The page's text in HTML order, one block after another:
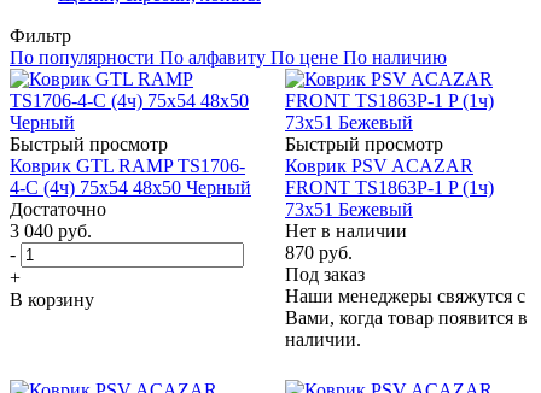
Фильтр
По популярности По алфавиту По цене По наличию
Быстрый просмотр
Коврик GTL RAMP TS1706-
4-C (4ч) 75х54 48x50 Черный
Достаточно
3 040 руб.
-
+
В корзину
Быстрый просмотр
Коврик PSV ACAZAR
FRONT TS1863P-1 P (1ч)
73x51 Бежевый
Нет в наличии
870 руб.
Под заказ
Наши менеджеры свяжутся с
Вами, когда товар появится в
наличии.